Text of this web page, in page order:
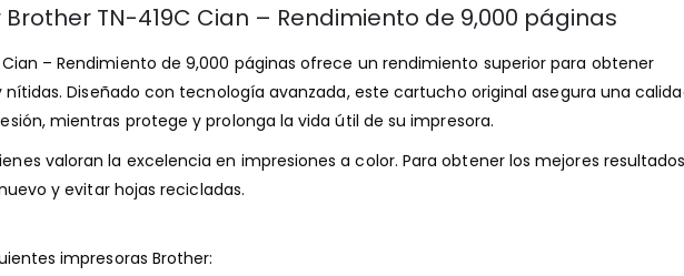
Brother TN-419C Cian – Rendimiento de 9,000 páginas
Cian – Rendimiento de 9,000 páginas ofrece un rendimiento superior para obtener
nítidas. Diseñado con tecnología avanzada, este cartucho original asegura una
mientras protege y prolonga la vida útil de su impresora.
valoran la excelencia en impresiones a color. Para obtener los mejores
y evitar hojas recicladas.
impresoras Brother: